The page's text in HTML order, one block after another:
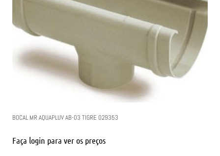
BOCAL MR AQUAPLUV AB-03 TIGRE 029353
Faça login para ver os preços